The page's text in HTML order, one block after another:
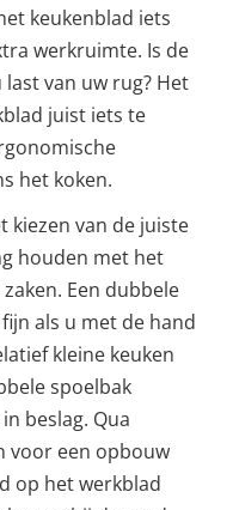
keukenblad iets
werkruimte. Is de
van uw rug? Het
juist iets te
het koken.
kiezen van de juiste
houden met het
Een dubbele
als u met de hand
kleine keuken
spoelbak
beslag. Qua
voor een opbouw
op het werkblad